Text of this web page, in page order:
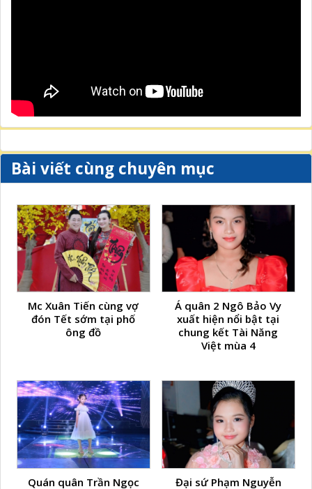
Bài viết cùng chuyên mục
Mc Xuân Tiến cùng vợ
đón Tết sớm tại phố
ông đồ
Á quân 2 Ngô Bảo Vy
xuất hiện nổi bật tại
chung kết Tài Năng
Việt mùa 4
Quán quân Trần Ngọc
Đại sứ Phạm Nguyễn